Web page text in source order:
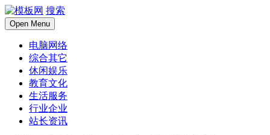
搜索
Open Menu
电脑网络
综合其它
休闲娱乐
教育文化
生活服务
行业企业
站长资讯